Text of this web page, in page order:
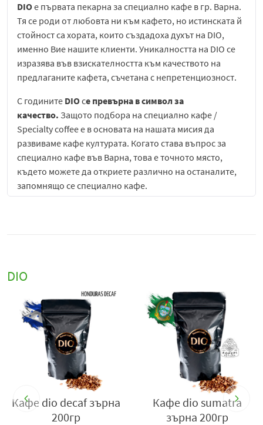
DIOе първата пекарна за специално кафе в гр. Варна.
Тя се роди от любовта ни към кафето, но истинската й
стойност са хората, които създадоха духът на DIO,
именно Вие нашите клиенти. Уникалността на DIO се
изразява във взискателността към качеството на
предлаганите кафета, съчетана с непретенциозност.
С годините DIOсе превърна в символ за
качество. Защото подбора на специално кафе /
Specialty coffee е в основата на нашата мисия да
развиваме кафе културата. Когато става въпрос за
специално кафе във Варна, това е точното място,
където можете да откриете различно на останалите,
запомнящо се специално кафе.
на това растение. Заради закръгленото си зърно се
нарича Caracolito или „ПЕРЛЕНО КАФЕ“.
Това кафе е опитано при 89°C с екстракция от 25 ml за
24 секунди. Дегазирането на това кафе става за 48
часа. Кремът е с цвят на лешник с леки нюанси.
Ароматите са на препечен хляб и карамел, характерни
за бразилските кафета.
Кафето на зърна Dio Brazil
е висококачествено кафе,
вдъхновено от богатите кафеени традиции на
DIO
Кафе dio decaf зърна
200гр
Кафе dio sumatra
зърна 200гр